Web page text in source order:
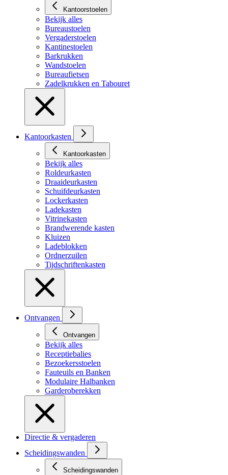
Kantoorstoelen
Bekijk alles
Bureaustoelen
Vergaderstoelen
Kantinestoelen
Barkrukken
Wandstoelen
Bureaufietsen
Zadelkrukken en Tabouret
Kantoorkasten
Kantoorkasten
Bekijk alles
Roldeurkasten
Draaideurkasten
Schuifdeurkasten
Lockerkasten
Ladekasten
Vitrinekasten
Brandwerende kasten
Kluizen
Ladeblokken
Ordnerzuilen
Tijdschriftenkasten
Ontvangen
Ontvangen
Bekijk alles
Receptiebalies
Bezoekersstoelen
Fauteuils en Banken
Modulaire Halbanken
Garderoberekken
Directie & vergaderen
Scheidingswanden
Scheidingswanden